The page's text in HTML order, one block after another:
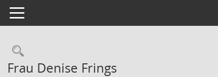
Toggle navigation
Rechercheauswahl
Frau Denise Frings